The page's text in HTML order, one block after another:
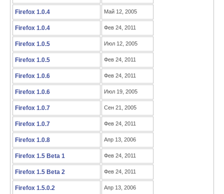
Firefox 1.0.4 Май 12, 2005
Firefox 1.0.4 Фев 24, 2011
Firefox 1.0.5 Июл 12, 2005
Firefox 1.0.5 Фев 24, 2011
Firefox 1.0.6 Фев 24, 2011
Firefox 1.0.6 Июл 19, 2005
Firefox 1.0.7 Сен 21, 2005
Firefox 1.0.7 Фев 24, 2011
Firefox 1.0.8 Апр 13, 2006
Firefox 1.5 Beta 1 Фев 24, 2011
Firefox 1.5 Beta 2 Фев 24, 2011
Firefox 1.5.0.2 Апр 13, 2006